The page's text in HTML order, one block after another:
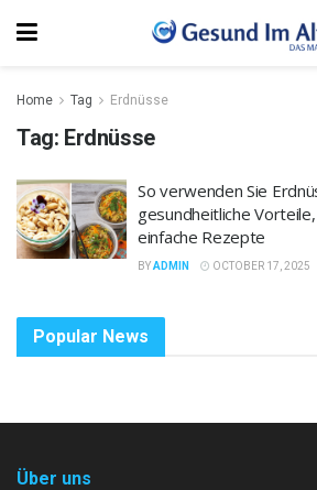
Home Tag Erdnüsse
Tag: Erdnüsse
So verwenden Sie
gesundheitliche
einfache Rezepte
BYADMIN OCTOBER 17, 2025
Popular News
Über uns